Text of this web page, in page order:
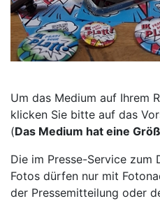
Um das Medium auf Ihrem
klicken Sie bitte auf das
(Das Medium hat eine
Die im Presse-Service zum
Fotos dürfen nur mit
der Pressemitteilung oder